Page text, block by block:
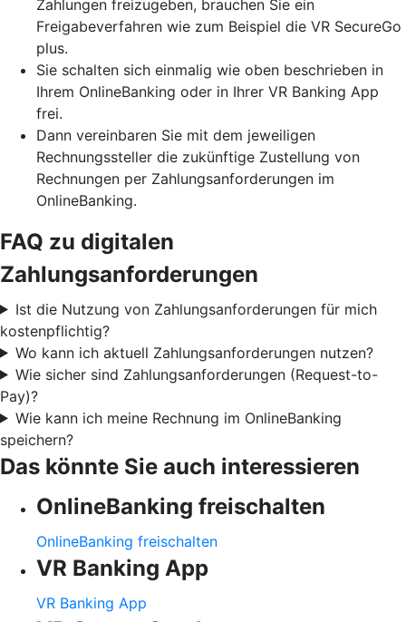
Zahlungen freizugeben, brauchen Sie ein
Freigabeverfahren wie zum Beispiel die VR SecureGo
plus.
Sie schalten sich einmalig wie oben beschrieben in
Ihrem OnlineBanking oder in Ihrer VR Banking App
frei.
Dann vereinbaren Sie mit dem jeweiligen
Rechnungssteller die zukünftige Zustellung von
Rechnungen per Zahlungsanforderungen im
OnlineBanking.
FAQ zu digitalen
Zahlungsanforderungen
Ist die Nutzung von Zahlungsanforderungen für mich
kostenpflichtig?
Wo kann ich aktuell Zahlungsanforderungen nutzen?
Wie sicher sind Zahlungsanforderungen (Request-to-
Pay)?
Wie kann ich meine Rechnung im OnlineBanking
speichern?
Das könnte Sie auch interessieren
OnlineBanking freischalten
OnlineBanking freischalten
VR Banking App
VR Banking App